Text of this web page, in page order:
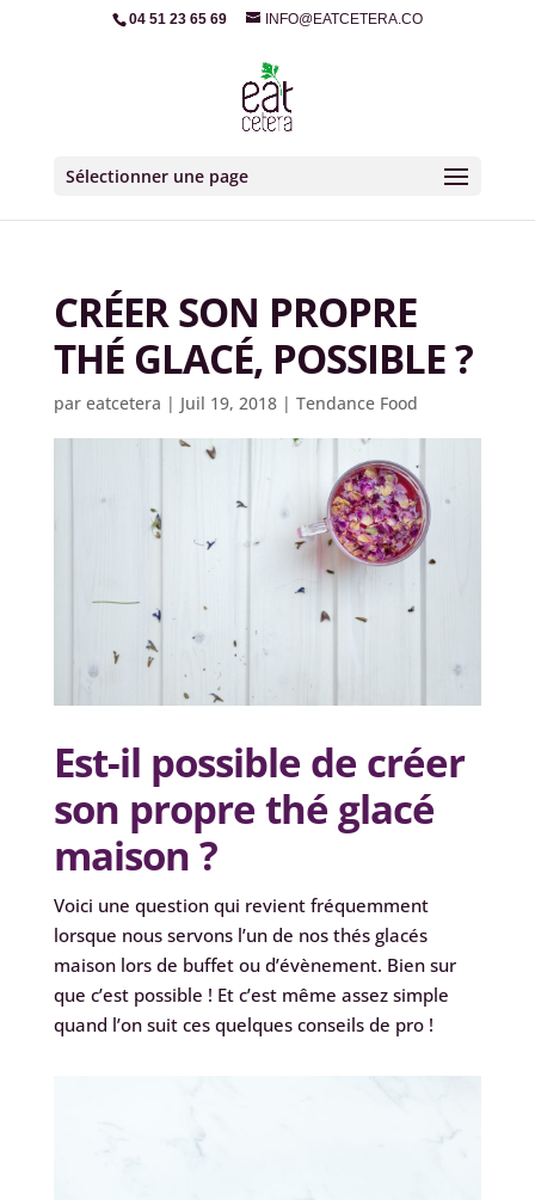
04 51 23 65 69 INFO@EATCETERA.CO
Sélectionner une page
CRÉER SON PROPRE
THÉ GLACÉ, POSSIBLE ?
par eatcetera | Juil 19, 2018| Tendance Food
Est-il possible de créer
son propre thé glacé
maison ?
Voici une question qui revient fréquemment
lorsque nous servons l’un de nos thés glacés
maison lors de buffet ou d’évènement. Bien sur
que c’est possible ! Et c’est même assez simple
quand l’on suit ces quelques conseils de pro !